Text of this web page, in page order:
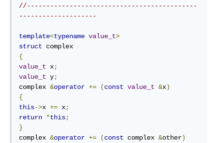
//--------------------------------------------
--------------------
template<typename value_t>
struct
{
value_t x;
value_t y;
complex &operator += (const value_t &x)
{
this->x += x;
return *this;
}
complex &operator += (const complex &other)